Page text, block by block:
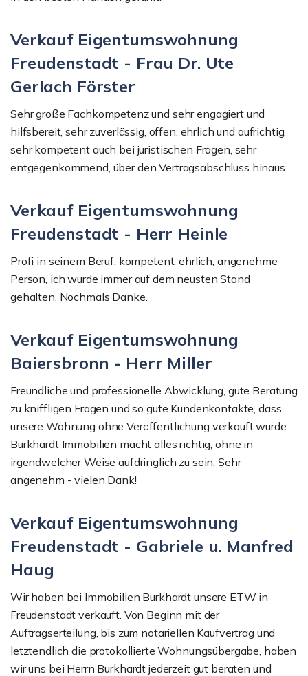
Verkauf Eigentumswohnung
Freudenstadt - Frau Dr. Ute
Gerlach Förster
Sehr große Fachkompetenz und sehr engagiert und
hilfsbereit, sehr zuverlässig, offen, ehrlich und aufrichtig,
sehr kompetent auch bei juristischen Fragen, sehr
entgegenkommend, über den Vertragsabschluss hinaus.
Verkauf Eigentumswohnung
Freudenstadt - Herr Heinle
Profi in seinem Beruf, kompetent, ehrlich, angenehme
Person, ich wurde immer auf dem neusten Stand
gehalten. Nochmals Danke.
Verkauf Eigentumswohnung
Baiersbronn - Herr Miller
Freundliche und professionelle Abwicklung, gute Beratung
zu kniffligen Fragen und so gute Kundenkontakte, dass
unsere Wohnung ohne Veröffentlichung verkauft wurde.
Burkhardt Immobilien macht alles richtig, ohne in
irgendwelcher Weise aufdringlich zu sein. Sehr
angenehm - vielen Dank!
Verkauf Eigentumswohnung
Freudenstadt - Gabriele u. Manfred
Haug
Wir haben bei Immobilien Burkhardt unsere ETW in
Freudenstadt verkauft. Von Beginn mit der
Auftragserteilung, bis zum notariellen Kaufvertrag und
letztendlich die protokollierte Wohnungsübergabe, haben
wir uns bei Herrn Burkhardt jederzeit gut beraten und